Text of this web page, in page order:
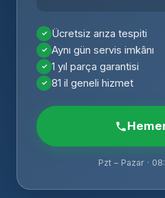
Ücretsiz arıza tespiti
Aynı gün servis imkânı
1 yıl parça garantisi
81 il geneli hizmet
Pzt – Pazar ·